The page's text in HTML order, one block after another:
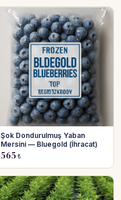
Şok Dondurulmuş Yaban
Mersini — Bluegold (İhracat)
565 ₺